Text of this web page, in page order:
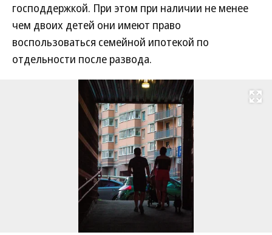
господдержкой. При этом при наличии не менее
чем двоих детей они имеют право
воспользоваться семейной ипотекой по
отдельности после развода.
Развернуть